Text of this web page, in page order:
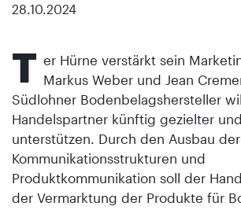
28.10.2024
T er Hürne verstärkt sein
Markus Weber und Jean
Südlohner Bodenbelagshersteller
Handelspartner künftig gezielter
unterstützen. Durch den Ausbau
Kommunikationsstrukturen und
Produktkommunikation soll der
der Vermarktung der Produkte für